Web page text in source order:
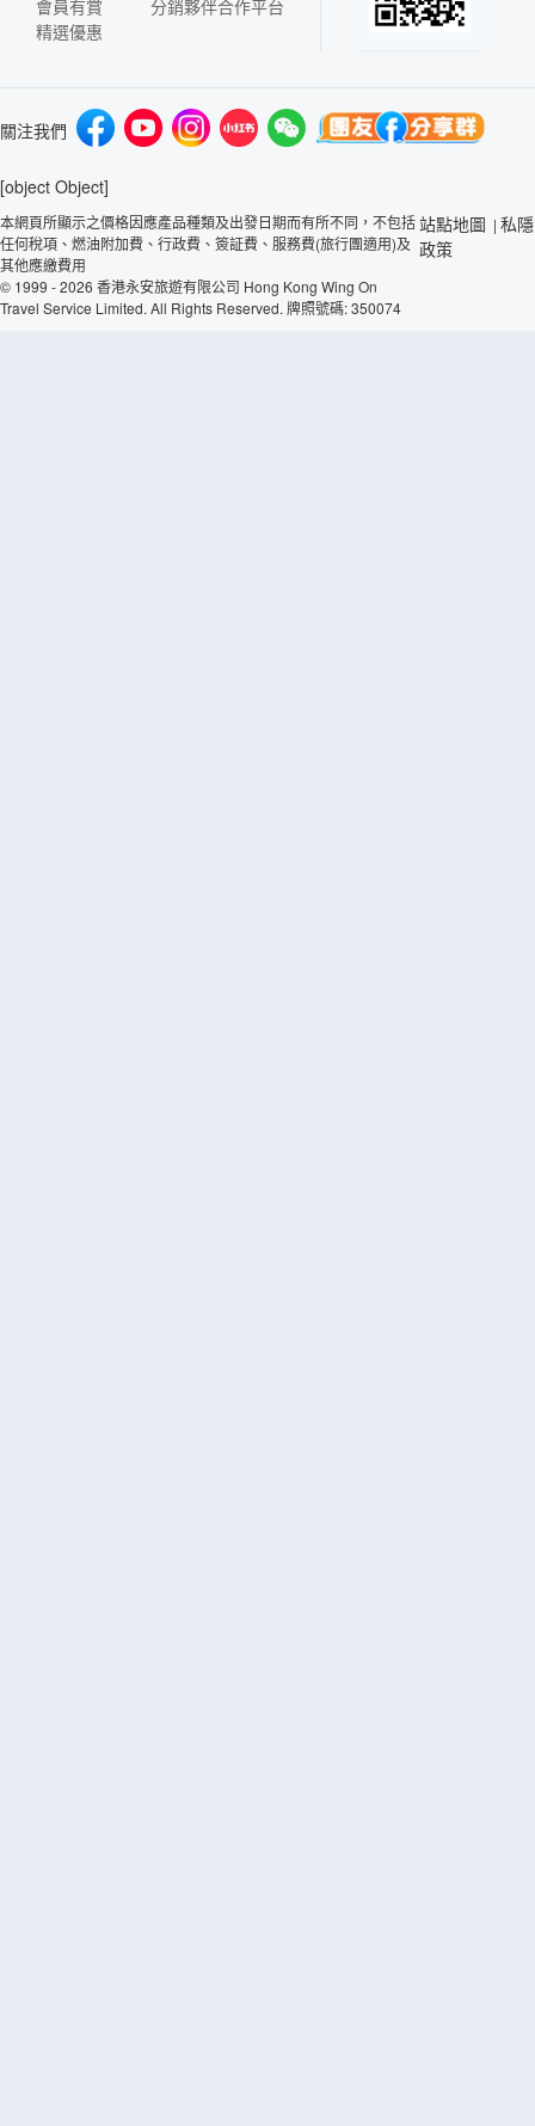
會員有賞
精選優惠
分銷夥伴合作平台
關注我們
[object Object]
本網頁所顯示之價格因應產品種類及出發日期而有所不同，不包括
任何稅項、燃油附加費、行政費、簽証費、服務費(旅行團適用)及
其他應繳費用
© 1999 - 2026 香港永安旅遊有限公司 Hong Kong Wing On
Travel Service Limited. All Rights Reserved. 牌照號碼: 350074
站點地圖 | 私隱
政策